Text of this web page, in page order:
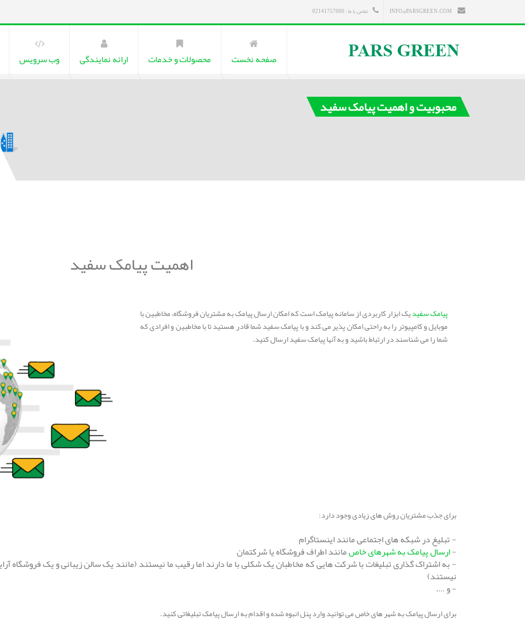
تماس با ما : 02141757000
صفحه نخست محصولات و خدمات ارائه نمایندگی وب سرویس
محبوبیت و اهمیت پیامک سفید
اهمیت پیامک سفید
پیامک سفیدیک ابزار کاربردی از سامانه پیامک است که امکان ارسال پیامک به مشتریان فروشگاه، مخاطبین با
موبایل و کامپیوتر را به راحتی امکان پذیر می کند و با پیامک سفید شما قادر هستید تا با مخاطبین و افرادی که
شما را می شناسند در ارتباط باشید و به آنها پیامک سفید ارسال کنید.
برای جذب مشتریان روش های زیادی وجود دارد:
- تبلیغ در شبکه های اجتماعی مانند اینستاگرام
-ارسال پیامک به شهرهای خاصمانند اطراف فروشگاه یا شرکتمان
- به اشتراک گذاری تبلیغات با شرکت هایی که مخاطبان یک شکلی با ما دارند اما رقیب ما نیستند (مانند یک سالن زیبانی و یک فروشگاه
نیستند)
- و ….
برای ارسال پیامک به شهر های خاص می توانید وارد پنل انبوه شده و اقدام به ارسال پیامک تبلیغاتی کنید.